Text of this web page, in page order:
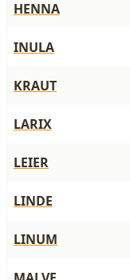
HENNA
INULA
KRAUT
LARIX
LEIER
LINDE
LINUM